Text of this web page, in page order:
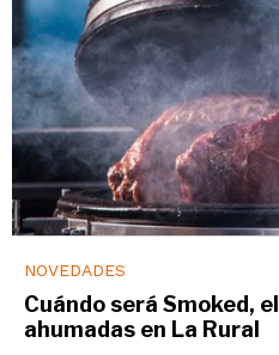
NOVEDADES
Cuándo será Smoked,
ahumadas en La Rural